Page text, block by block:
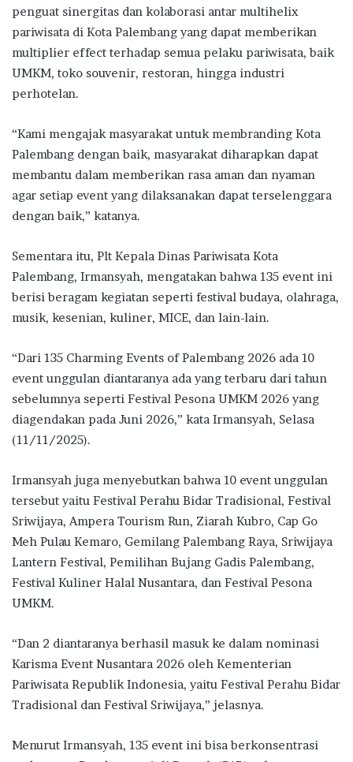
penguat sinergitas dan kolaborasi antar multihelix
pariwisata di Kota Palembang yang dapat memberikan
multiplier effect terhadap semua pelaku pariwisata, baik
UMKM, toko souvenir, restoran, hingga industri
perhotelan.
“Kami mengajak masyarakat untuk membranding Kota
Palembang dengan baik, masyarakat diharapkan dapat
membantu dalam memberikan rasa aman dan nyaman
agar setiap event yang dilaksanakan dapat terselenggara
dengan baik,” katanya.
Sementara itu, Plt Kepala Dinas Pariwisata Kota
Palembang, Irmansyah, mengatakan bahwa 135 event ini
berisi beragam kegiatan seperti festival budaya, olahraga,
musik, kesenian, kuliner, MICE, dan lain-lain.
“Dari 135 Charming Events of Palembang 2026 ada 10
event unggulan diantaranya ada yang terbaru dari tahun
sebelumnya seperti Festival Pesona UMKM 2026 yang
diagendakan pada Juni 2026,” kata Irmansyah, Selasa
(11/11/2025).
Irmansyah juga menyebutkan bahwa 10 event unggulan
tersebut yaitu Festival Perahu Bidar Tradisional, Festival
Sriwijaya, Ampera Tourism Run, Ziarah Kubro, Cap Go
Meh Pulau Kemaro, Gemilang Palembang Raya, Sriwijaya
Lantern Festival, Pemilihan Bujang Gadis Palembang,
Festival Kuliner Halal Nusantara, dan Festival Pesona
UMKM.
“Dan 2 diantaranya berhasil masuk ke dalam nominasi
Karisma Event Nusantara 2026 oleh Kementerian
Pariwisata Republik Indonesia, yaitu Festival Perahu Bidar
Tradisional dan Festival Sriwijaya,” jelasnya.
Menurut Irmansyah, 135 event ini bisa berkonsentrasi